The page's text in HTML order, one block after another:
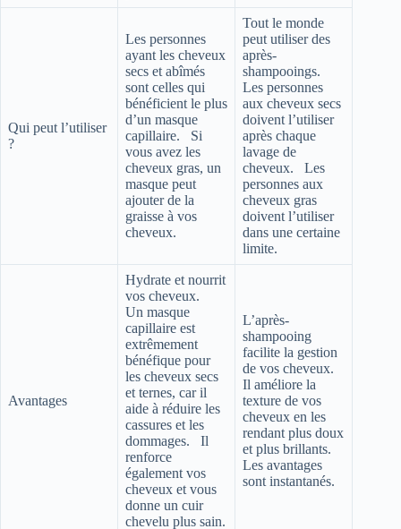
Qui peut l’utiliser
?
Les personnes
ayant les cheveux
secs et abîmés
sont celles qui
bénéficient le plus
d’un masque
capillaire. Si
vous avez les
cheveux gras, un
masque peut
ajouter de la
graisse à vos
cheveux.
Tout le monde
peut utiliser des
après-
shampooings.
Les personnes
aux cheveux secs
doivent l’utiliser
après chaque
lavage de
cheveux. Les
personnes aux
cheveux gras
doivent l’utiliser
dans une certaine
limite.
Avantages
Hydrate et nourrit
vos cheveux.
Un masque
capillaire est
extrêmement
bénéfique pour
les cheveux secs
et ternes, car il
aide à réduire les
cassures et les
dommages. Il
renforce
également vos
cheveux et vous
donne un cuir
chevelu plus sain.
L’après-
shampooing
facilite la gestion
de vos cheveux.
Il améliore la
texture de vos
cheveux en les
rendant plus doux
et plus brillants.
Les avantages
sont instantanés.